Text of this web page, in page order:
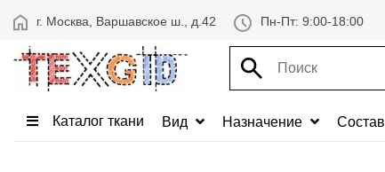
г. Москва, Варшавское ш., д.42 Пн-Пт: 9:00-18:00
Каталог ткани Вид Назначение Состав